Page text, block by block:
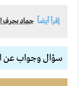
إقرأ أيضاً جماد بحرف
سؤال وجواب عن